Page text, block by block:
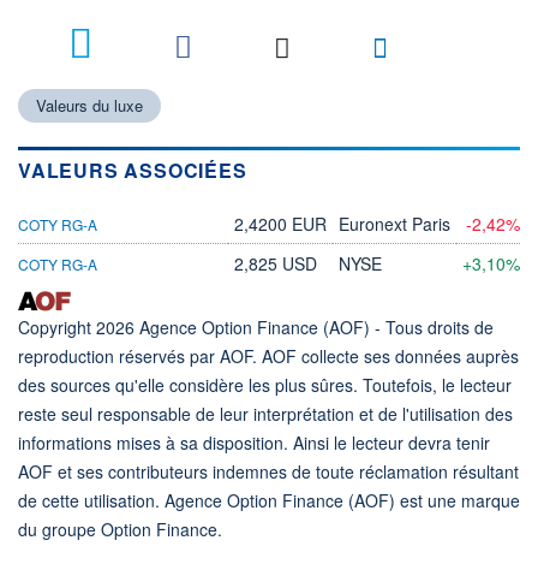
Valeurs du luxe
VALEURS ASSOCIÉES
COTY RG-A 2,4200 EUR Euronext Paris -2,42%
COTY RG-A 2,825 USD NYSE +3,10%
Copyright 2026 Agence Option Finance (AOF) - Tous droits de
reproduction réservés par AOF. AOF collecte ses données auprès
des sources qu'elle considère les plus sûres. Toutefois, le lecteur
reste seul responsable de leur interprétation et de l'utilisation des
informations mises à sa disposition. Ainsi le lecteur devra tenir
AOF et ses contributeurs indemnes de toute réclamation résultant
de cette utilisation. Agence Option Finance (AOF) est une marque
du groupe Option Finance.